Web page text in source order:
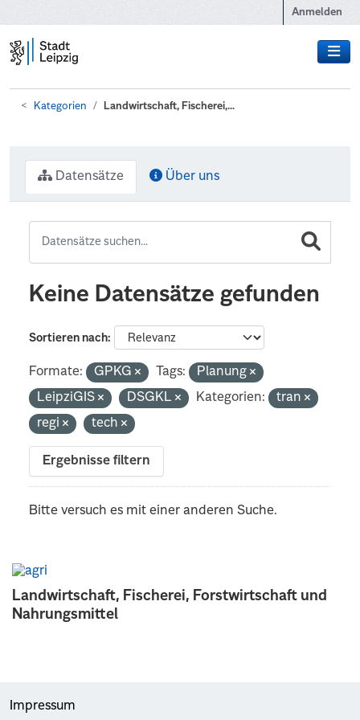
Anmelden
Kategorien Landwirtschaft, Fischerei,...
Landwirtschaft, Fischerei, Forstwirtschaft und
Nahrungsmittel
Datensätze Über uns
Keine Datensätze gefunden
Sortieren nach
Formate: GPKG Tags:
Planung
LeipziGIS
DSGKL Kategorien:
tran
regi
tech
Ergebnisse filtern
Bitte versuch es mit einer anderen Suche.
Impressum